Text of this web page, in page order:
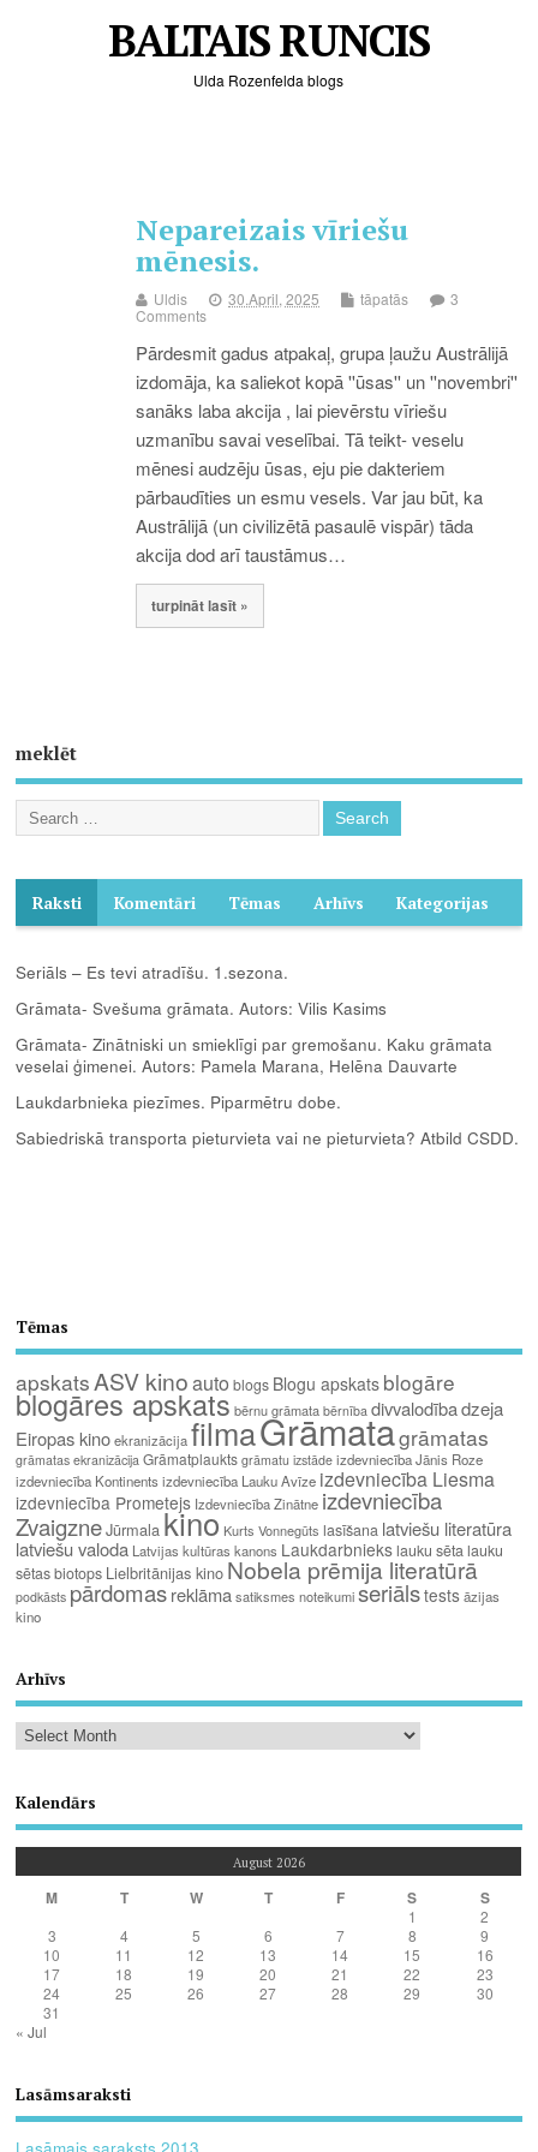
BALTAIS RUNCIS
Ulda Rozenfelda blogs
Nepareizais vīriešu
mēnesis.
Uldis 30.April, 2025 tāpatās
3
Comments
Pārdesmit gadus atpakaļ, grupa ļaužu Austrālijā
izdomāja, ka saliekot kopā ''ūsas'' un ''novembri''
sanāks laba akcija , lai pievērstu vīriešu
uzmanību savai veselībai. Tā teikt- veselu
mēnesi audzēju ūsas, eju pie dakteriem
pārbaudīties un esmu vesels. Var jau būt, ka
Austrālijā (un civilizētā pasaulē vispār) tāda
akcija dod arī taustāmus…
turpināt lasīt »
meklēt
Raksti Komentāri Tēmas Arhīvs Kategorijas
Seriāls – Es tevi atradīšu. 1.sezona.
Grāmata- Svešuma grāmata. Autors: Vilis Kasims
Grāmata- Zinātniski un smieklīgi par gremošanu. Kaku grāmata
veselai ģimenei. Autors: Pamela Marana, Helēna Dauvarte
Laukdarbnieka piezīmes. Piparmētru dobe.
Sabiedriskā transporta pieturvieta vai ne pieturvieta? Atbild CSDD.
Tēmas
apskats ASV kinoauto blogs Blogu apskats blogāre
blogāres apskats bērnu grāmata bērnība divvalodībadzeja
Eiropas kino ekranizācija filmaGrāmatagrāmatas
grāmatas ekranizācija Grāmatplaukts grāmatu izstāde izdevniecība Jānis Roze
izdevniecība Kontinents izdevniecība Lauku Avīze izdevniecība Liesma
izdevniecība Prometejs Izdevniecība Zinātne izdevniecība
ZvaigzneJūrmala kino Kurts Vonnegūts lasīšana latviešu literatūra
latviešu valoda Latvijas kultūras kanons Laukdarbniekslauku sēta lauku
sētas biotops Lielbritānijas kino Nobela prēmija literatūrā
podkāsts pārdomasreklāma satiksmes noteikumi seriālstests āzijas
kino
Arhīvs
Kalendārs
August 2026
M T W T F S S
1
2
3
4 5 6 7 8
9
10
11 12 13 14 15
16
17
18 19 20 21 22
23
24
25 26 27 28 29
30
31
« Jul
Lasāmsaraksti